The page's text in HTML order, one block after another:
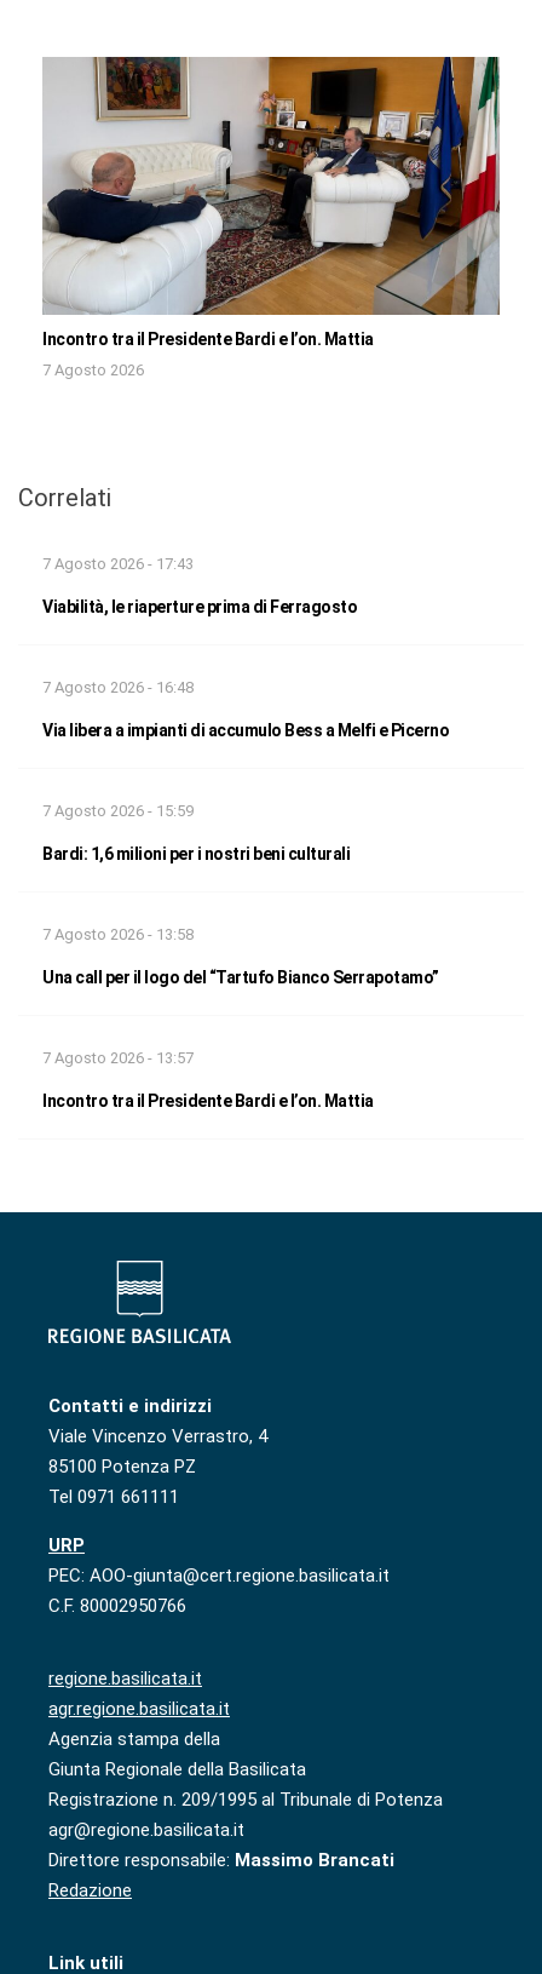
Incontro tra il Presidente Bardi e l’on. Mattia
7 Agosto 2026
Correlati
7 Agosto 2026 - 17:43
Viabilità, le riaperture prima di Ferragosto
7 Agosto 2026 - 16:48
Via libera a impianti di accumulo Bess a Melfi e Picerno
7 Agosto 2026 - 15:59
Bardi: 1,6 milioni per i nostri beni culturali
7 Agosto 2026 - 13:58
Una call per il logo del “Tartufo Bianco Serrapotamo”
7 Agosto 2026 - 13:57
Incontro tra il Presidente Bardi e l’on. Mattia
Contatti e indirizzi
Viale Vincenzo Verrastro, 4
85100 Potenza PZ
Tel 0971 661111
URP
PEC: AOO-giunta@cert.regione.basilicata.it
C.F. 80002950766
regione.basilicata.it
agr.regione.basilicata.it
Agenzia stampa della
Giunta Regionale della Basilicata
Registrazione n. 209/1995 al Tribunale di Potenza
agr@regione.basilicata.it
Direttore responsabile: Massimo Brancati
Redazione
Link utili